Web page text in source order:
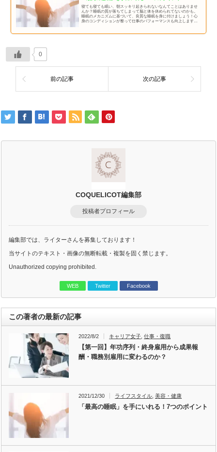
寝ても寝ても眠い、朝スッキリ起きられないなんてことはありませ
んか？睡眠の質が落ちてしまって脳と体を休められてないのかも。
睡眠のメカニズムに基づいて、良質な睡眠を身に付けましょう！心
身のコンディションが整って仕事のパフォーマンスも向上します
0
前の記事 次の記事
COQUELICOT編集部
投稿者プロフィール
編集部では、ライターさんを募集しております！
当サイトのテキスト・画像の無断転載・複製を固く禁じます。
Unauthorized copying prohibited.
WEB Twitter Facebook
この著者の最新の記事
2022/8/2 キャリア女子 ,仕事・復職
【第一回】年功序列・終身雇用から成果報
酬・職務別雇用に変わるのか？
2021/12/30 ライフスタイル ,美容・健康
「最高の睡眠」を手にいれる！7つのポイント